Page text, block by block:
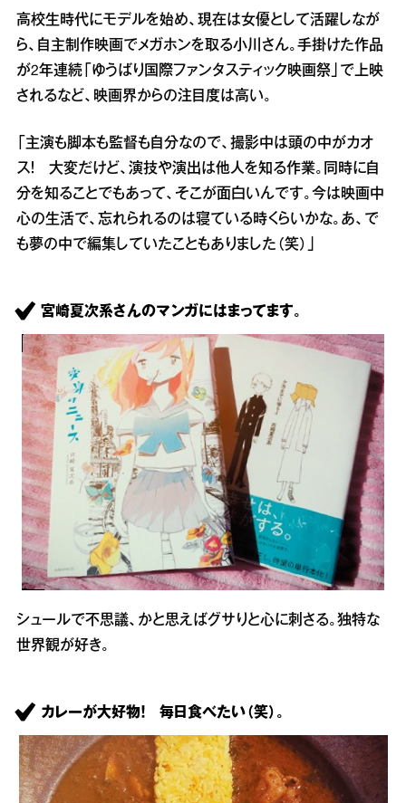
高校生時代にモデルを始め、現在は女優として活躍しなが
ら、自主制作映画でメガホンを取る小川さん。手掛けた作品
が2年連続「ゆうばり国際ファンタスティック映画祭」で上映
されるなど、映画界からの注目度は高い。
「主演も脚本も監督も自分なので、撮影中は頭の中がカオ
ス！ 大変だけど、演技や演出は他人を知る作業。同時に自
分を知ることでもあって、そこが面白いんです。今は映画中
心の生活で、忘れられるのは寝ている時くらいかな。あ、で
も夢の中で編集していたこともありました（笑）」
宮崎夏次系さんのマンガにはまってます。
シュールで不思議、かと思えばグサりと心に刺さる。独特な
世界観が好き。
カレーが大好物！ 毎日食べたい（笑）。